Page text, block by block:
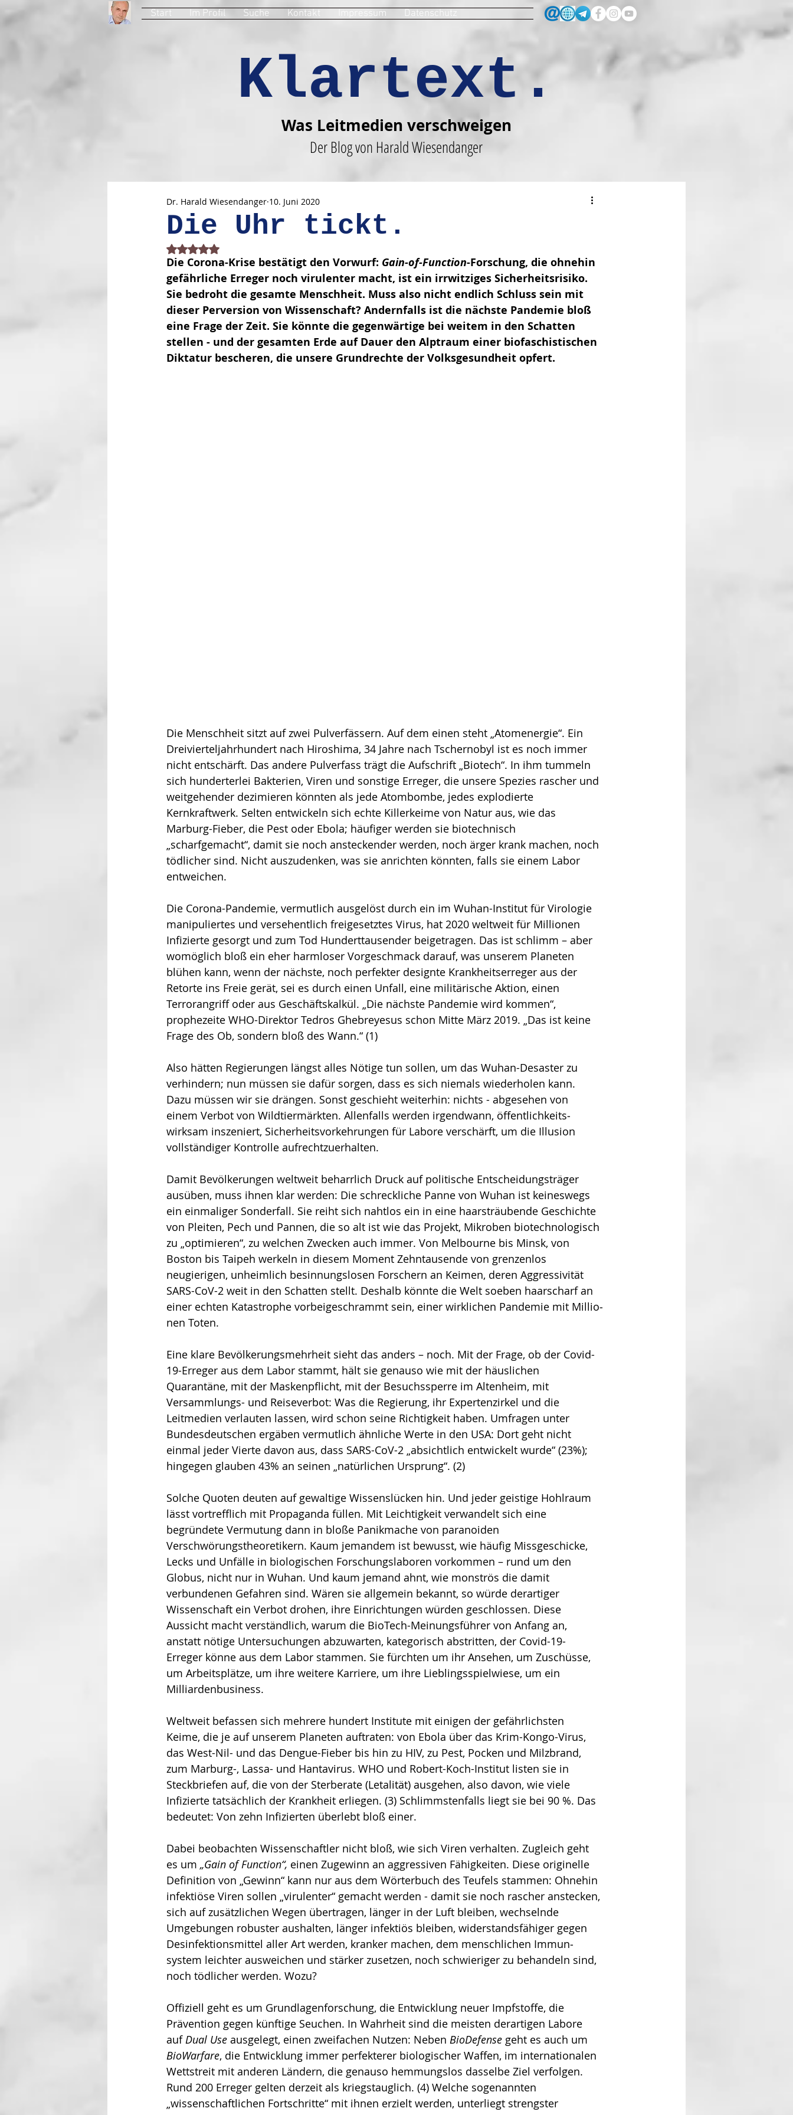
Start Im Profil Suche Kontakt Impressum Datenschutz
Klartext.
Was Leitmedien verschweigen
Der Blog von Harald Wiesendanger
Die Uhr tickt.
Dr. Harald Wiesendanger 10. Juni 2020
Mit NaN von 5 Sternen bewertet.
Die Corona-Krise bestätigt den Vorwurf: Gain-of-Function-Forschung, die ohnehin
gefährliche Erreger noch virulenter macht, ist ein irrwitziges Sicherheitsrisiko.
Sie bedroht die gesamte Menschheit. Muss also nicht endlich Schluss sein mit
dieser Perversion von Wissenschaft? Andernfalls ist die nächste Pandemie bloß
eine Frage der Zeit. Sie könnte die gegenwärtige bei weitem in den Schatten
stellen - und der gesamten Erde auf Dauer den Alptraum einer biofaschistischen
Diktatur bescheren, die unsere Grundrechte der Volksgesundheit opfert.
Die Menschheit sitzt auf zwei Pulverfässern. Auf dem einen steht „Atomenergie“. Ein
Drei­vier­teljahrhundert nach Hiro­shima, 34 Jahre nach Tschernobyl ist es noch immer
nicht entschärft. Das andere Pulverfass trägt die Aufschrift „Biotech“. In ihm tummeln
sich hunderterlei Bakterien, Viren und sonstige Erreger, die unsere Spezies rascher und
weitgehender dezimieren könnten als jede Atombombe, jedes explo­dier­te
Kernkraftwerk. Selten entwickeln sich echte Killerkeime von Natur aus, wie das
Marburg-Fieber, die Pest oder Ebola; häufiger werden sie biotechnisch
„scharfgemacht“, damit sie noch anstecken­der werden, noch ärger krank machen, noch
tödlicher sind. Nicht auszudenken, was sie anrichten könnten, falls sie einem Labor
entweichen.
Die Corona-Pandemie, vermutlich ausgelöst durch ein im Wuhan-Institut für Virologie
manipuliertes und verse­hent­lich freigesetztes Virus, hat 2020 weltweit für Millio­nen
Infizierte gesorgt und zum Tod Hunderttausender beigetragen. Das ist schlimm – aber
womöglich bloß ein eher harmloser Vorgeschmack darauf, was unserem Pla­neten
blühen kann, wenn der nächste, noch perfekter design­te Krankheitserreger aus der
Retorte ins Freie gerät, sei es durch einen Unfall, eine militärische Aktion, einen
Terrorangriff oder aus Geschäftskalkül. „Die nächste Pandemie wird kommen“,
prophezeite WHO-Direktor Tedros Ghebreyesus schon Mitte März 2019. „Das ist keine
Frage des Ob, sondern bloß des Wann.“ (1)
Also hätten Regierungen längst alles Nötige tun sollen, um das Wuhan-Desaster zu
verhindern; nun müssen sie dafür sorgen, dass es sich niemals wiederholen kann.
Dazu müssen wir sie drängen. Sonst geschieht weiterhin: nichts - abgesehen von
einem Verbot von Wildtier­märk­ten. Allenfalls werden irgendwann, öffentlichkeits­
wirksam inszeniert, Sicherheitsvorkehrungen für Labore verschärft, um die Illusion
vollständiger Kontrolle aufrechtzuerhalten.
Damit Bevölkerungen weltweit beharrlich Druck auf politische Entscheidungsträger
ausüben, muss ihnen klar werden: Die schreckliche Panne von Wuhan ist keines­wegs
ein einmaliger Sonderfall. Sie reiht sich nahtlos ein in eine haarsträubende Geschichte
von Pleiten, Pech und Pannen, die so alt ist wie das Projekt, Mikroben bio­technologisch
zu „optimieren“, zu welchen Zwecken auch immer. Von Melbourne bis Minsk, von
Boston bis Taipeh werkeln in diesem Moment Zehntausende von grenzenlos
neugierigen, unheimlich besinnungslosen For­schern an Keimen, deren Aggressivität
SARS-CoV-2 weit in den Schatten stellt. Deshalb könnte die Welt soeben haarscharf an
einer echten Katastrophe vorbei­geschrammt sein, einer wirklichen Pandemie mit Millio­
nen Toten.
Eine klare Bevölkerungsmehrheit sieht das anders – noch. Mit der Frage, ob der Covid-
19-Erreger aus dem Labor stammt, hält sie genauso wie mit der häuslichen
Quarantäne, mit der Maskenpflicht, mit der Besuchs­sperre im Altenheim, mit
Versammlungs- und Reise­verbot: Was die Regierung, ihr Expertenzirkel und die
Leitmedien verlauten lassen, wird schon seine Richtigkeit haben. Umfragen unter
Bundesdeutschen ergäben ver­mut­­lich ähnliche Werte in den USA: Dort geht nicht
einmal jeder Vierte davon aus, dass SARS-CoV-2 „absichtlich entwickelt wurde“ (23%);
hingegen glauben 43% an seinen „natürlichen Ursprung“. (2)
Solche Quoten deuten auf gewaltige Wissenslücken hin. Und jeder geistige Hohlraum
lässt vortrefflich mit Propa­ganda fül­len. Mit Leichtigkeit verwandelt sich eine
begründete Vermutung dann in bloße Panikmache von paranoiden
Verschwörungstheoretikern. Kaum jeman­dem ist bewusst, wie häufig Missgeschicke,
Lecks und Unfälle in biologischen Forschungslaboren vorkommen – rund um den
Globus, nicht nur in Wuhan. Und kaum jemand ahnt, wie monströs die damit
verbundenen Ge­fah­ren sind. Wären sie allgemein bekannt, so würde der­ar­ti­ger
Wissenschaft ein Verbot drohen, ihre Einrichtun­gen würden geschlossen. Diese
Aussicht macht ver­ständlich, warum die BioTech-Meinungsführer von An­fang an,
anstatt nötige Untersuchungen abzuwarten, kategorisch abstritten, der Covid-19-
Erreger könne aus dem Labor stammen. Sie fürchten um ihr Ansehen, um Zuschüsse,
um Arbeitsplätze, um ihre weitere Karriere, um ihre Lieblingsspielwiese, um ein
Milliardenbusiness.
Weltweit befassen sich mehrere hundert Institute mit einigen der gefährlichsten
Keime, die je auf unserem Planeten auftraten: von Ebola über das Krim-Kongo-Virus,
das West-Nil- und das Dengue-Fieber bis hin zu HIV, zu Pest, Pocken und Milzbrand,
zum Marburg-, Lassa- und Hantavirus. WHO und Robert-Koch-Institut listen sie in
Steckbriefen auf, die von der Sterberate (Letalität) ausgehen, also davon, wie viele
Infizierte tatsächlich der Krankheit erliegen. (3) Schlimmstenfalls liegt sie bei 90 %. Das
bedeutet: Von zehn Infizierten überlebt bloß einer.
Dabei beobachten Wissenschaftler nicht bloß, wie sich Viren verhalten. Zugleich geht
es um „Gain of Func­tion“, einen Zugewinn an aggressiven Fähigkeiten. Diese originelle
Definition von „Gewinn“ kann nur aus dem Wörterbuch des Teufels stammen: Ohnehin
infektiöse Viren sollen „virulenter“ gemacht werden - damit sie noch rascher an­stecken,
sich auf zusätzlichen Wegen übertragen, länger in der Luft bleiben, wechselnde
Umgebungen robuster aushalten, länger infektiös bleiben, widerstandsfähiger gegen
Desinfektionsmittel aller Art werden, kranker machen, dem menschlichen Immun­
system leichter ausweichen und stärker zusetzen, noch schwieriger zu behandeln sind,
noch tödlicher werden. Wozu?
Offiziell geht es um Grundlagenforschung, die Entwick­lung neuer Impfstoffe, die
Prävention gegen künftige Seuchen. In Wahrheit sind die meisten derartigen Labore
auf Dual Use ausgelegt, einen zweifachen Nutzen: Neben BioDefense geht es auch um
BioWarfare, die Entwick­lung immer perfekterer biologischer Waffen, im inter­nationalen
Wettstreit mit anderen Ländern, die genauso hemmungslos dasselbe Ziel verfolgen.
Rund 200 Erreger gelten derzeit als kriegstauglich. (4) Welche sogenannten
„wissenschaftlichen Fortschritte“ mit ihnen erzielt wer­den, unterliegt strengster